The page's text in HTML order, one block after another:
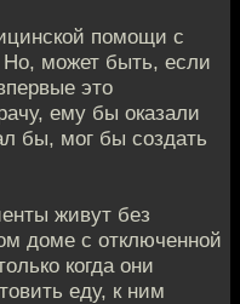
помощи с
может быть, если
это
ему бы оказали
бы, мог бы создать
живут без
доме с отключенной
когда они
еду, к ним